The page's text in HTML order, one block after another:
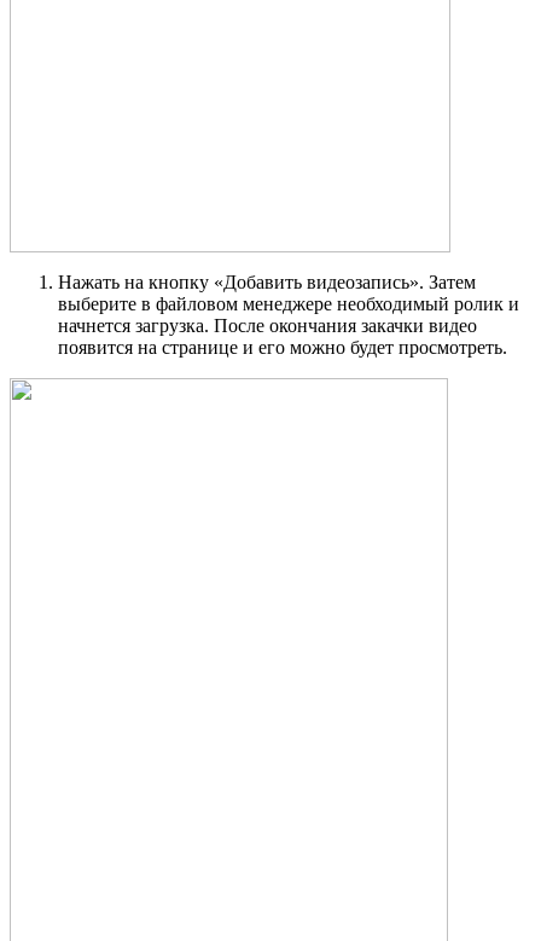
Нажать на кнопку «Добавить видеозапись». Затем
выберите в файловом менеджере необходимый ролик и
начнется загрузка. После окончания закачки видео
появится на странице и его можно будет просмотреть.